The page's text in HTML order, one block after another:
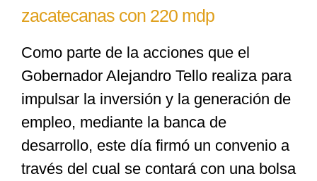
Zacatecas
Municipios
Especiales
Nacional
zacatecanas con 220 mdp
Como parte de la acciones que el
Gobernador Alejandro Tello realiza para
impulsar la inversión y la generación de
empleo, mediante la banca de
desarrollo, este día firmó un convenio a
través del cual se contará con una bolsa